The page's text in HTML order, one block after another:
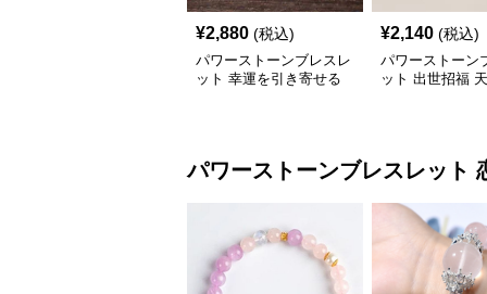
¥2,880 (税込)
パワーストーンブレスレ
ット 幸運を引き寄せる
¥2,140 (税込)
パワーストーン
ット 出世招福
パワーストーンブレスレット